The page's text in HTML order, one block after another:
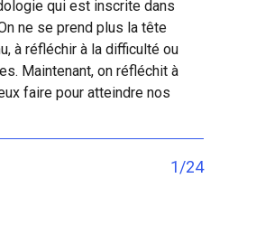
qui est inscrite dans
ne se prend plus la tête
, à réfléchir à la difficulté ou
Maintenant, on réfléchit à
faire pour atteindre nos
1/24